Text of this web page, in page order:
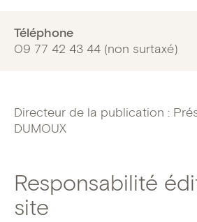
Téléphone
09 77 42 43 44 (non surtaxé)
Directeur de la publication :
DUMOUX
Responsabilité
site